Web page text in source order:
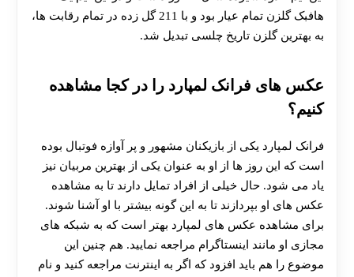
هافبک گلزن تمام عیار بود و با 211 گل زده در تمام رقابت‌ ها،
به بهترین گلزن تاریخ چلسی تبدیل شد.
عکس های فرانک لمپارد را در کجا مشاهده
کنیم؟
فرانک لمپارد یکی از بازیکنان مشهور و پر آوازه فوتبال بوده
است که این روز ها از او به عنوان یکی از بهترین مربیان نیز
یاد می شود. حال خیلی از افراد تمایل دارند تا به مشاهده
عکس های او بپردازند تا به این گونه بیشتر با او آشنا شوند.
برای مشاهده عکس های لمپارد بهتر است که به شبکه های
مجازی او مانند اینستاگرام مراجعه نمایید. هم چنین این
موضوع را هم باید افزود که اگر به اینترنت مراجعه کنید و نام